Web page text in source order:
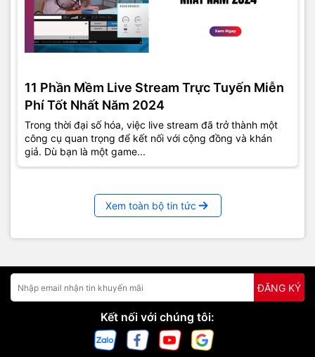
11 Phần Mềm Live Stream Trực Tuyến Miễn
Phí Tốt Nhất Năm 2024
Trong thời đại số hóa, việc live stream đã trở thành một
công cụ quan trọng để kết nối với cộng đồng và khán
giả. Dù bạn là một game...
Xem toàn bộ tin tức
ĐĂNG KÝ
Kết nối với chúng tôi: